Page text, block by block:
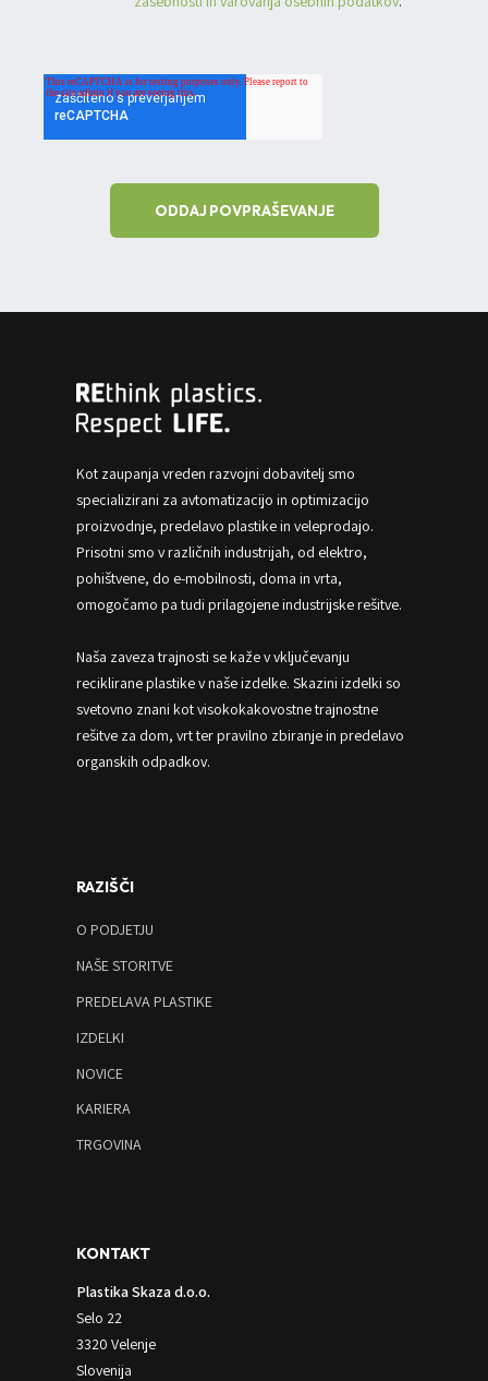
Kot zaupanja vreden razvojni dobavitelj smo
specializirani za avtomatizacijo in optimizacijo
proizvodnje, predelavo plastike in veleprodajo.
Prisotni smo v različnih industrijah, od elektro,
pohištvene, do e-mobilnosti, doma in vrta,
omogočamo pa tudi prilagojene industrijske rešitve.
Naša zaveza trajnosti se kaže v vključevanju
reciklirane plastike v naše izdelke. Skazini izdelki so
svetovno znani kot visokokakovostne trajnostne
rešitve za dom, vrt ter pravilno zbiranje in predelavo
organskih odpadkov.
RAZIŠČI
O PODJETJU
NAŠE STORITVE
PREDELAVA PLASTIKE
IZDELKI
NOVICE
KARIERA
TRGOVINA
KONTAKT
Plastika Skaza d.o.o.
Selo 22
3320 Velenje
Slovenija